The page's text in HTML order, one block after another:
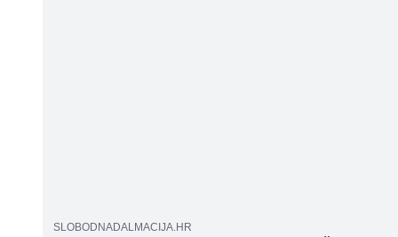
SLOBODNADALMACIJA.HR